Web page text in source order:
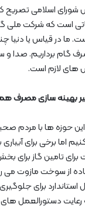
اسلامی تصریح
که شرکت ملی گاز
در قیاس یا دنیا
گام برداریم. صدا
های لازم است.
بهینه سازی مصرف
این حوزه ها با مردم
اما برخی برای
تامین گاز برای
از سوخت مازوت
استاندارد برای
رعایت دستورالعمل